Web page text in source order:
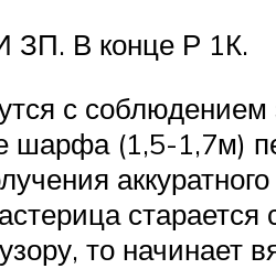
ЗП. В конце Р 1К.
с соблюдением
шарфа (1,5-1,7м)
старается
то начинает